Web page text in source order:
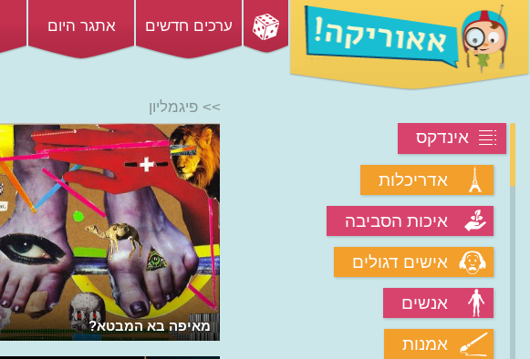
ערכים חדשים אתגר היום
אינדקס
אדריכלות
איכות הסביבה
אישים דגולים
אנשים
אמנות
>> פיגמליון
מאיפה בא המבטא?